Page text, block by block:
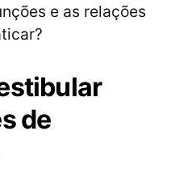
e as relações
de